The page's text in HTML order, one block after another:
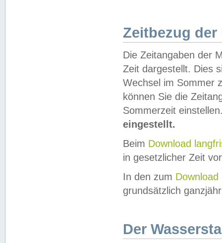
Zeitbezug der
Die Zeitangaben der
Zeit dargestellt. Dies
Wechsel im Sommer
können Sie die
Sommerzeit
eingestellt.
Beim Download
in gesetzlicher Zeit
In den zum Download
grundsätzlich
Der